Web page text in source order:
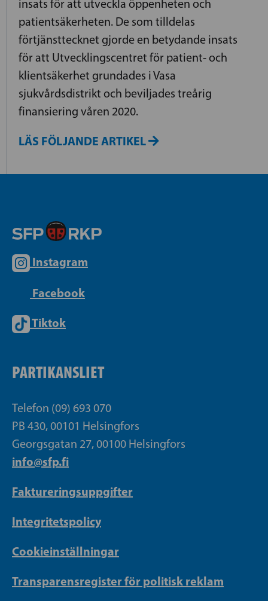
insats för att utveckla öppenheten och
patientsäkerheten. De som tilldelas
förtjänsttecknet gjorde en betydande insats
för att Utvecklingscentret för patient- och
klientsäkerhet grundades i Vasa
sjukvårdsdistrikt och beviljades treårig
finansiering våren 2020.
LÄS FÖLJANDE ARTIKEL
Instagram
Facebook
Tiktok
PARTIKANSLIET
Telefon (09) 693 070
PB 430, 00101 Helsingfors
Georgsgatan 27, 00100 Helsingfors
info@sfp.fi
Faktureringsuppgifter
Integritetspolicy
Cookieinställningar
Transparensregister för politisk reklam